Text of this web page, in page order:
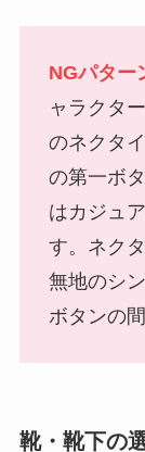
NGパター
ャラクタ
のネクタ
の第一ボ
はカジュ
す。ネク
無地のシ
ボタンの
靴・靴下の